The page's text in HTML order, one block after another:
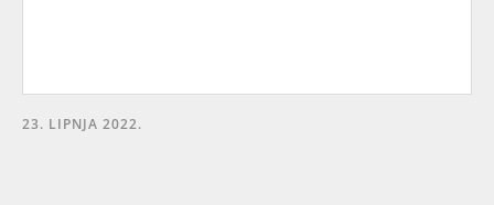
23. LIPNJA 2022.